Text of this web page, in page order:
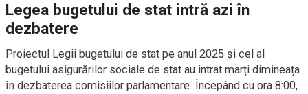
Legea bugetului de stat intră azi în
dezbatere
Proiectul Legii bugetului de stat pe anul 2025 și cel al
bugetului asigurărilor sociale de stat au intrat marți dimineața
în dezbaterea comisiilor parlamentare. Începând cu ora 8:00,